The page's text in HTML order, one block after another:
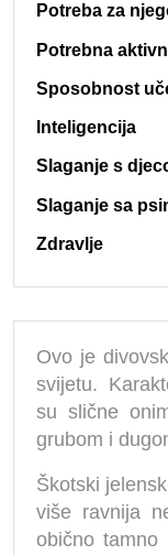
Potreba za
Potrebna
Sposobnost
Inteligencija
Slaganje s
Slaganje sa
Zdravlje
Ovo je
svijetu.
su slične
grubom i
Škotski
više ravnija
obično tamno